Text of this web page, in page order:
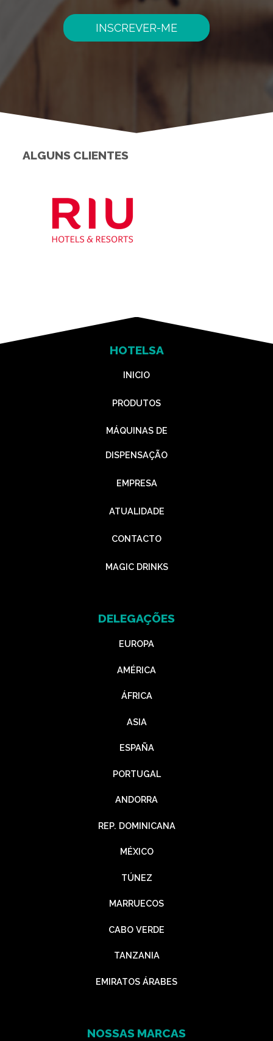
INSCREVER-ME
ALGUNS CLIENTES
HOTELSA
INICIO
PRODUTOS
MÁQUINAS DE
DISPENSAÇÃO
EMPRESA
ATUALIDADE
CONTACTO
MAGIC DRINKS
DELEGAÇÕES
EUROPA
AMÉRICA
ÁFRICA
ASIA
ESPAÑA
PORTUGAL
ANDORRA
REP. DOMINICANA
MÉXICO
TÚNEZ
MARRUECOS
CABO VERDE
TANZANIA
EMIRATOS ÁRABES
NOSSAS MARCAS